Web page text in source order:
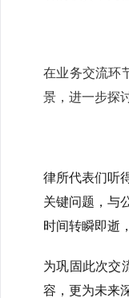
在业务交流环
景，进一步探
律所代表们听
关键问题，与
时间转瞬即逝
为巩固此次交
容，更为未来